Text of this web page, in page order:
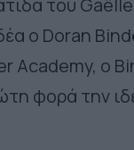
του
ο Doran
Academy, ο
φορά την